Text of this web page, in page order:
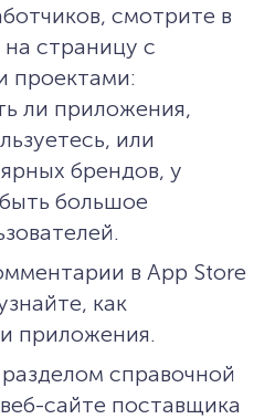
смотрите в
страницу с
проектами:
ли приложения,
или
брендов, у
большое
в App Store
как
приложения.
справочной
сайте поставщика